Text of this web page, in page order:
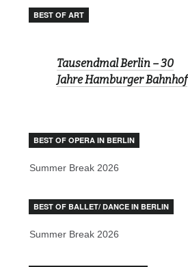
BEST OF ART
Tausendmal Berlin – 30
Jahre Hamburger Bahnhof
BEST OF OPERA IN BERLIN
Summer Break 2026
BEST OF BALLET/ DANCE IN BERLIN
Summer Break 2026